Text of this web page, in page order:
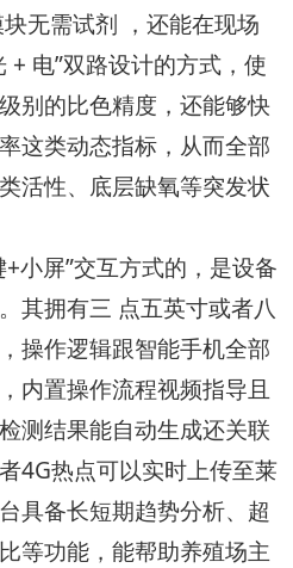
无需试剂 ，还能在现场
+ 电”双路设计的方式，使
别的比色精度，还能够快
这类动态指标，从而全部
活性、底层缺氧等突发状
小屏”交互方式的，是设备
其拥有三 点五英寸或者八
操作逻辑跟智能手机全部
内置操作流程视频指导且
测结果能自动生成还关联
4G热点可以实时上传至莱
具备长短期趋势分析、超
等功能，能帮助养殖场主